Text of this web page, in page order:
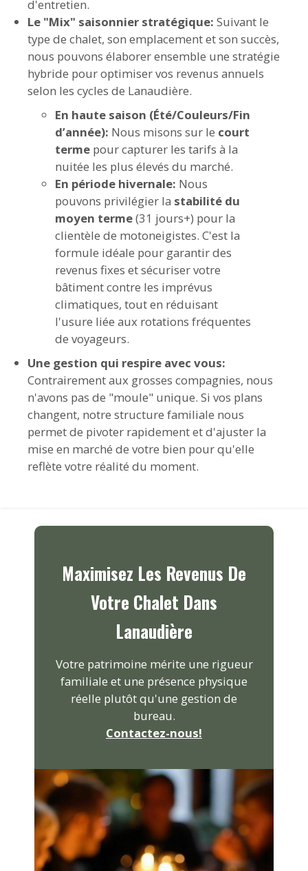
d'entretien.
Le "Mix" saisonnier stratégique: Suivant le
type de chalet, son emplacement et son succès,
nous pouvons élaborer ensemble une stratégie
hybride pour optimiser vos revenus annuels
selon les cycles de Lanaudière.
En haute saison (Été/Couleurs/Fin
d’année): Nous misons sur le court
terme pour capturer les tarifs à la
nuitée les plus élevés du marché.
En période hivernale: Nous
pouvons privilégier la stabilité du
moyen terme(31 jours+) pour la
clientèle de motoneigistes. C'est la
formule idéale pour garantir des
revenus fixes et sécuriser votre
bâtiment contre les imprévus
climatiques, tout en réduisant
l'usure liée aux rotations fréquentes
de voyageurs.
Une gestion qui respire avec vous:
Contrairement aux grosses compagnies, nous
n'avons pas de "moule" unique. Si vos plans
changent, notre structure familiale nous
permet de pivoter rapidement et d'ajuster la
mise en marché de votre bien pour qu'elle
reflète votre réalité du moment.
Maximisez Les Revenus De
Votre Chalet Dans
Lanaudière
Votre patrimoine mérite une rigueur
familiale et une présence physique
réelle plutôt qu'une gestion de
bureau.
Contactez-nous!